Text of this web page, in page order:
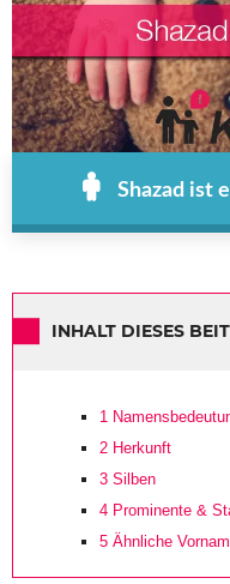
Shazad ist
INHALT DIESES
1
2 Herkunft
3 Silben
4 Prominente &
5 Ähnliche